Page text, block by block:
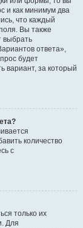
и как минимум два
что каждый
Вы также
выбрать
ответа»,
будет
вариант, за который
количество
с
только их
Для